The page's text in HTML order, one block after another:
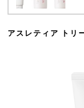
アスレティア トリ